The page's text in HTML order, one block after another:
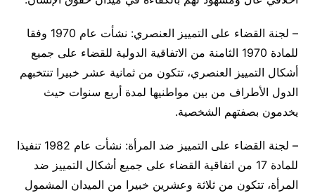
– لجنة القضاء على التمييز العنصري: نشأت عام 1970 وفقا
للمادة 1970 الثامنة من الاتفاقية الدولية للقضاء على جميع
أشكال التمييز العنصري، تتكون من ثمانية عشر خبيرا تنتخبهم
الدول الأطراف من بين مواطنيها لمدة أربع سنوات حيث
يخدمون بصفتهم الشخصية.
– لجنة القضاء على التمييز ضد المرأة: نشأت عام 1982 تنفيذا
للمادة 17 من اتفاقية القضاء على جميع أشكال التمييز ضد
المرأة، تتكون من ثلاثة وعشرين خبيرا من الميدان المشمول